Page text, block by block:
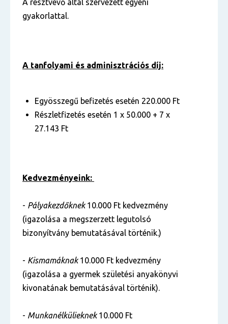
A résztvevő által szervezett egyéni
gyakorlattal.
A tanfolyami és adminisztrációs díj:
Egyösszegű befizetés esetén 220.000 Ft
Részletfizetés esetén 1 x 50.000 + 7 x
27.143 Ft
Kedvezményeink:
- Pályakezdőknek10.000 Ft kedvezmény
(igazolása a megszerzett legutolsó
bizonyítvány bemutatásával történik.)
- Kismamáknak10.000 Ft kedvezmény
(igazolása a gyermek születési anyakönyvi
kivonatának bemutatásával történik).
- Munkanélkülieknek10.000 Ft